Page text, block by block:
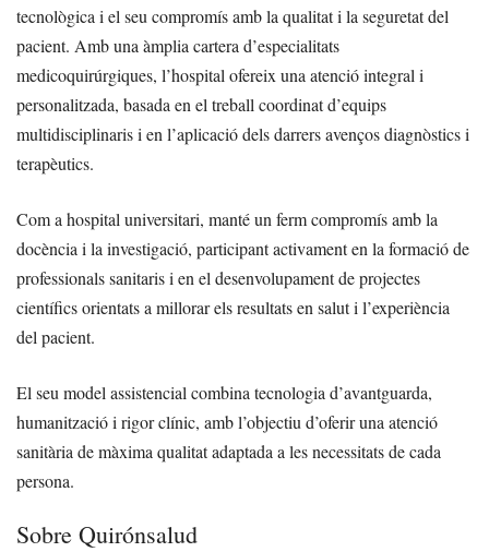
tecnològica i el seu compromís amb la qualitat i la seguretat del
pacient. Amb una àmplia cartera d’especialitats
medicoquirúrgiques, l’hospital ofereix una atenció integral i
personalitzada, basada en el treball coordinat d’equips
multidisciplinaris i en l’aplicació dels darrers avenços diagnòstics i
terapèutics.
Com a hospital universitari, manté un ferm compromís amb la
docència i la investigació, participant activament en la formació de
professionals sanitaris i en el desenvolupament de projectes
científics orientats a millorar els resultats en salut i l’experiència
del pacient.
El seu model assistencial combina tecnologia d’avantguarda,
humanització i rigor clínic, amb l’objectiu d’oferir una atenció
sanitària de màxima qualitat adaptada a les necessitats de cada
persona.
Sobre Quirónsalud